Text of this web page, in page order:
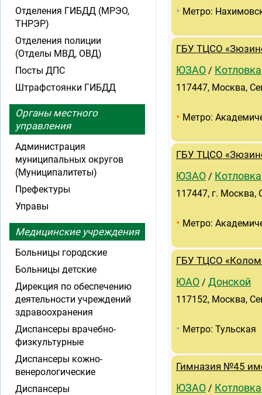
• Метро:
ГБУ ТЦСО
ЮЗАО / Котловка
117447, Москва,
• Метро:
ГБУ ТЦСО
ЮЗАО / Котловка
117447, г. Москва,
• Метро:
ГБУ ТЦСО
ЮАО / Донской
117152, Москва,
• Метро: Тульская
Гимназия №45
ЮЗАО / Котловка
Отделения ГИБДД (МРЭО,
ТНРЭР)
Отделения полиции
(Отделы МВД, ОВД)
Посты ДПС
Штрафстоянки ГИБДД
Органы местного
управления
Администрация
муниципальных округов
(Муниципалитеты)
Префектуры
Управы
Медицинские учреждения
Больницы городские
Больницы детские
Дирекция по обеспечению
деятельности учреждений
здравоохранения
Диспансеры врачебно-
физкультурные
Диспансеры кожно-
венерологические
Диспансеры